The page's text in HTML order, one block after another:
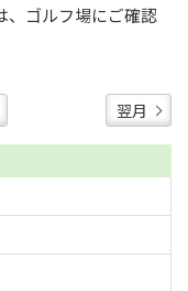
、ゴルフ場にご確認
翌月